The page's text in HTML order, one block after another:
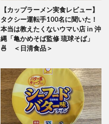
【カップラーメン実食レビュー】
タクシー運転手100名に聞いた！
本当は教えたくないウマい店 in 沖
縄「亀かめそば監修 琉球そば」
🍜 ＜日清食品＞